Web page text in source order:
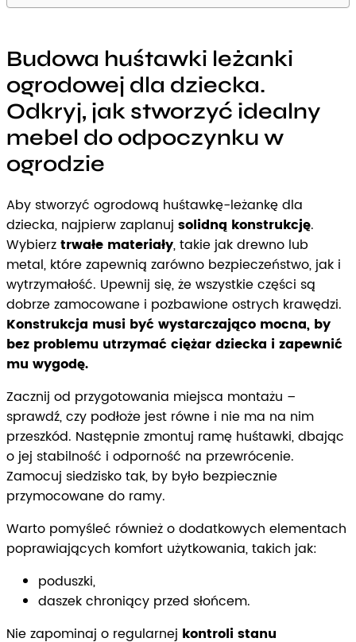
Budowa huśtawki leżanki
ogrodowej dla dziecka.
Odkryj, jak stworzyć idealny
mebel do odpoczynku w
ogrodzie
Aby stworzyć ogrodową huśtawkę-leżankę dla
dziecka, najpierw zaplanuj solidną konstrukcję.
Wybierztrwałe materiały, takie jak drewno lub
metal, które zapewnią zarówno bezpieczeństwo, jak i
wytrzymałość. Upewnij się, że wszystkie części są
dobrze zamocowane i pozbawione ostrych krawędzi.
Konstrukcja musi być wystarczająco mocna, by
bez problemu utrzymać ciężar dziecka i zapewnić
mu wygodę.
Zacznij od przygotowania miejsca montażu –
sprawdź, czy podłoże jest równe i nie ma na nim
przeszkód. Następnie zmontuj ramę huśtawki, dbając
o jej stabilność i odporność na przewrócenie.
Zamocuj siedzisko tak, by było bezpiecznie
przymocowane do ramy.
Warto pomyśleć również o dodatkowych elementach
poprawiających komfort użytkowania, takich jak:
poduszki,
daszek chroniący przed słońcem.
Nie zapominaj o regularnej kontroli stanu